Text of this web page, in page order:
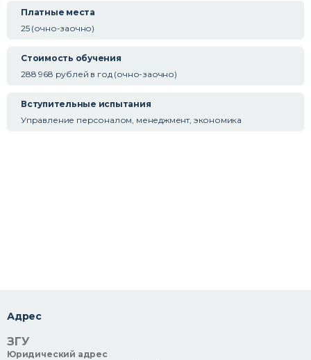
Платные места
25 (очно-заочно)
Стоимость обучения
288 968 рублей в год (очно-заочно)
Вступительные испытания
Управление персоналом, менеджмент, экономика
Адрес
ЗГУ
Юридический адрес